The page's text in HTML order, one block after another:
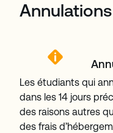
Annulations
Les étudiants qui
dans les 14 jours
des raisons autres
des frais